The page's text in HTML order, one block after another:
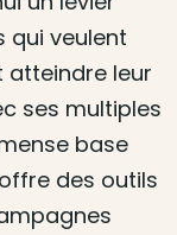
qui veulent
atteindre leur
ses multiples
base
des outils